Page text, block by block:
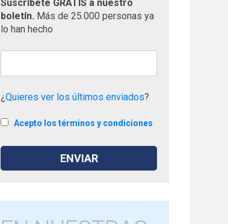
Suscríbete GRATIS a nuestro
boletín. Más de 25.000 personas ya
lo han hecho
¿Quieres ver los últimos enviados?
Acepto los términos y condiciones